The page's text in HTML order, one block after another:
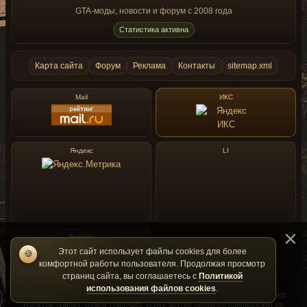
secondary stunt
You can change the hotkey in the self-
generated .ini file
Bicycle anims by Yeardley Diamond
Models by emad-tvk
GTA-моды, новости и форум с 2008 года
Статистика активна
Карта сайта Форум Реклама Контакты sitemap.xml
Mail ИКС
Яндекс LI
Rambler
GtaMania — фан-сайт и не является официальным сайтом Rockstar Games.
Rockstar Games, Grand Theft Auto, GTA и другие названия принадлежат их
🍪
Этот сайт использует файлы cookies для более
комфортной работы пользователя. Продолжая просмотр
страниц сайта, вы соглашаетесь с Политикой
использования файлов cookies.